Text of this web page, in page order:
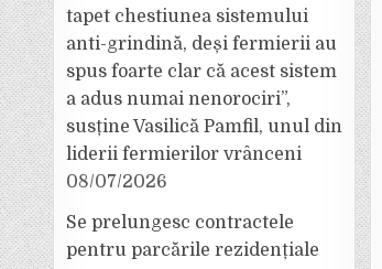
tapet chestiunea sistemului
anti-grindină, deși fermierii au
spus foarte clar că acest sistem
a adus numai nenorociri”,
susține Vasilică Pamfil, unul din
liderii fermierilor vrânceni
08/07/2026
Se prelungesc contractele
pentru parcările rezidențiale